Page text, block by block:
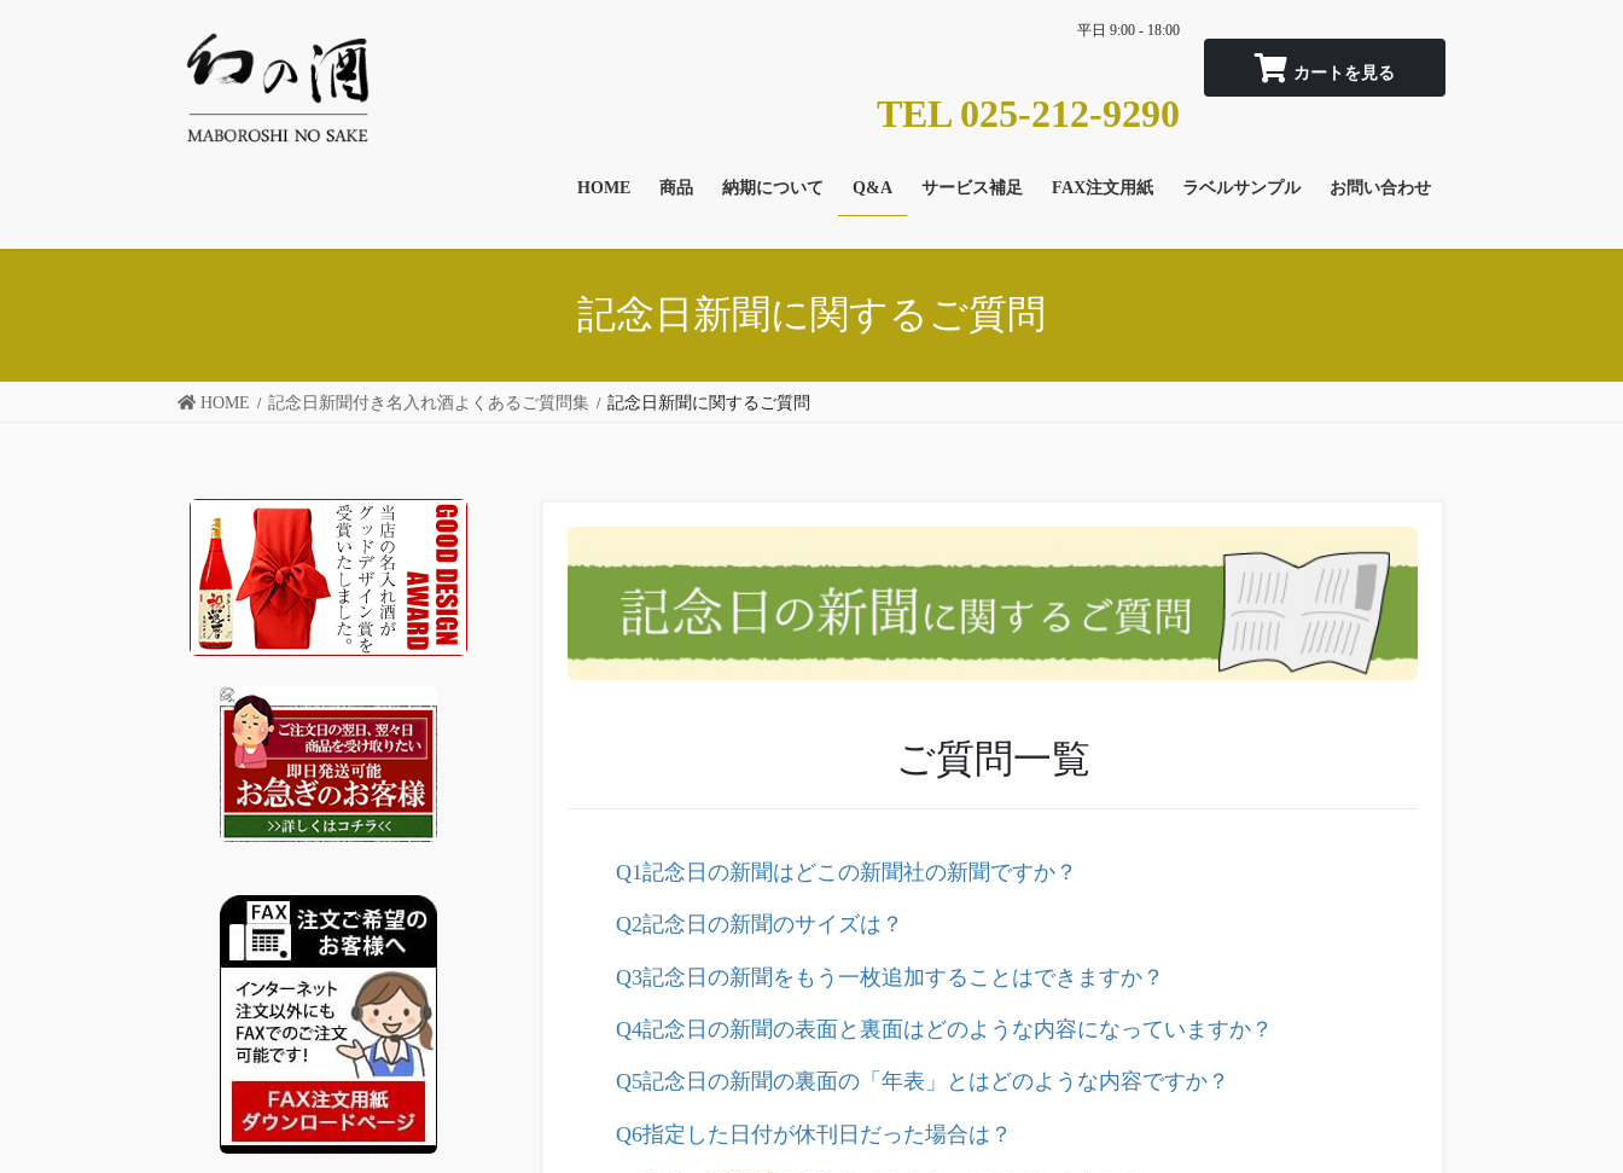
キ
に
平日 9:00 - 18:00
TEL 025-212-9290
HOME 商品 納期について Q&A サービス補足 FAX注文用紙 ラベルサンプル お問い合わせ
記念日新聞に関するご質問
HOME 記念日新聞付き名入れ酒よくあるご質問集 記念日新聞に関するご質問
ご質問一覧
Q1記念日の新聞はどこの新聞社の新聞ですか？
Q2記念日の新聞のサイズは？
Q3記念日の新聞をもう一枚追加することはできますか？
Q4記念日の新聞の表面と裏面はどのような内容になっていますか？
Q5記念日の新聞の裏面の「年表」とはどのような内容ですか？
Q6指定した日付が休刊日だった場合は？